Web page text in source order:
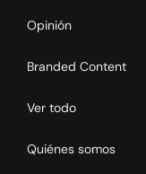
Opinión
Branded Content
Ver todo
Quiénes somos